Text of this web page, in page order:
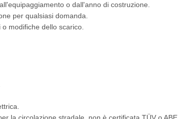
o dall'anno di costruzione.
per qualsiasi domanda.
modifiche dello scarico.